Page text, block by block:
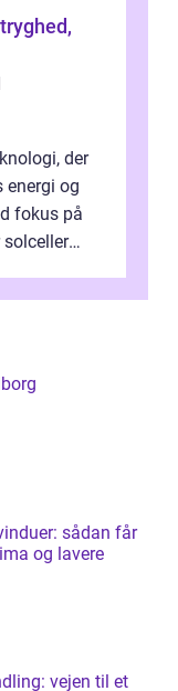
der
energi og
fokus på
sådan får
og lavere
vejen til et